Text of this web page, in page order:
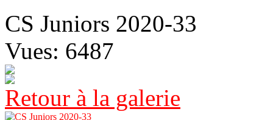
CS Juniors 2020-33
Vues: 6487
Retour à la galerie